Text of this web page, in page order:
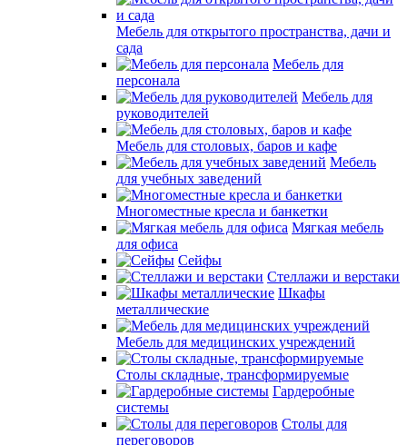
Мебель для открытого пространства, дачи и
сада
Мебель для
персонала
Мебель для
руководителей
Мебель для столовых, баров и кафе
Мебель
для учебных заведений
Многоместные кресла и банкетки
Мягкая мебель
для офиса
Сейфы
Стеллажи и верстаки
Шкафы
металлические
Мебель для медицинских учреждений
Столы складные, трансформируемые
Гардеробные
системы
Столы для
переговоров